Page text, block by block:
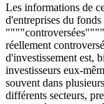
Les informations de
d'entreprises du
réellement
d'investissement est,
investisseurs eux-
souvent dans
différents secteurs,